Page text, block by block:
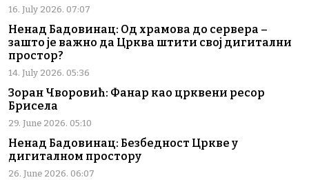
16. July 2026. 07:07
Ненад Бадовинац: Од храмова до сервера –
зашто је важно да Црква штити свој дигитални
простор?
14. July 2026. 05:36
Зоран Чворовић: Фанар као црквени ресор
Брисела
29. June 2026. 05:10
Ненад Бадовинац: Безбедност Цркве у
дигиталном простору
26. June 2026. 06:07